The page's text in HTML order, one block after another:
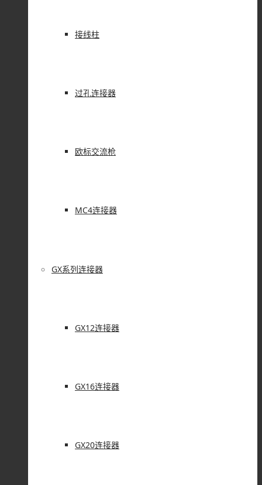
接线柱
过孔连接器
欧标交流枪
MC4连接器
GX系列连接器
GX12连接器
GX16连接器
GX20连接器